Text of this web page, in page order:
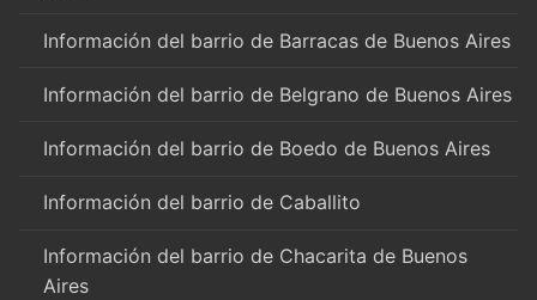
Información del barrio de Barracas de Buenos Aires
Información del barrio de Belgrano de Buenos Aires
Información del barrio de Boedo de Buenos Aires
Información del barrio de Caballito
Información del barrio de Chacarita de Buenos
Aires